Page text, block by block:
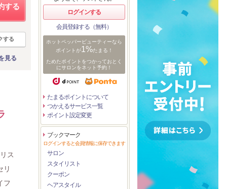
する
する
見る
ス
リ
フ
ログインする
会員登録する（無料）
ホットペッパービューティーなら
ポイントが1%たまる！
ためたポイントをつかっておとく
にサロンをネット予約！
たまるポイントについて
つかえるサービス一覧
ポイント設定変更
ブックマーク
ログインすると会員情報に保存できます
サロン
スタイリスト
クーポン
ヘアスタイル